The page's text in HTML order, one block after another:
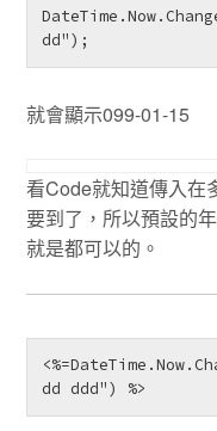
就會顯示099-01-15
看Code就知道傳入在
要到了，所以預設的
就是都可以的。